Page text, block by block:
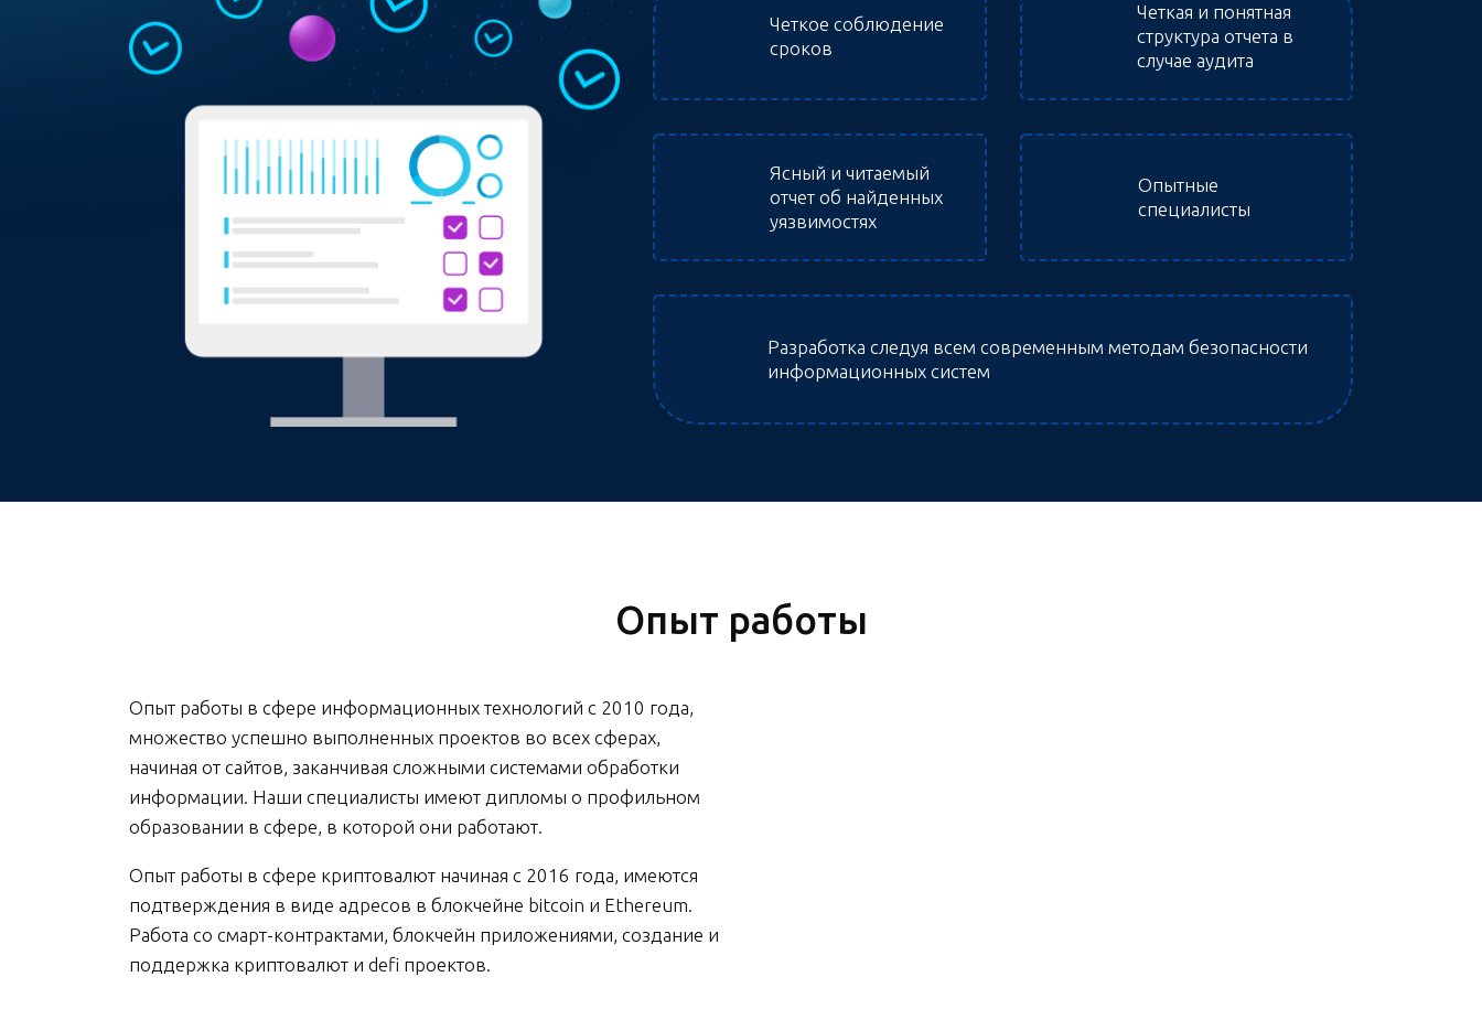
Четкое соблюдение
сроков
Четкая и понятная
структура отчета в
случае аудита
Ясный и читаемый
отчет об найденных
уязвимостях
Опытные
специалисты
Разработка следуя всем современным методам безопасности
информационных систем
Опыт работы
Опыт работы в сфере информационных технологий с 2010 года,
множество успешно выполненных проектов во всех сферах,
начиная от сайтов, заканчивая сложными системами обработки
информации. Наши специалисты имеют дипломы о профильном
образовании в сфере, в которой они работают.
Опыт работы в сфере криптовалют начиная с 2016 года, имеются
подтверждения в виде адресов в блокчейне bitcoin и Ethereum.
Работа со смарт-контрактами, блокчейн приложениями, создание и
поддержка криптовалют и defi проектов.